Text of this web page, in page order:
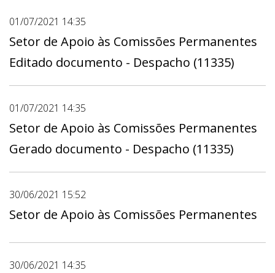
01/07/2021 14:35
Setor de Apoio às Comissões Permanentes
Editado documento - Despacho (11335)
01/07/2021 14:35
Setor de Apoio às Comissões Permanentes
Gerado documento - Despacho (11335)
30/06/2021 15:52
Setor de Apoio às Comissões Permanentes
30/06/2021 14:35